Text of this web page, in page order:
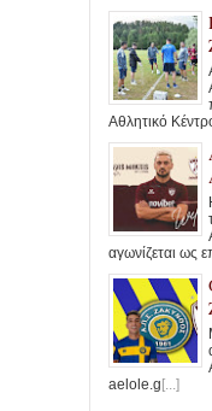
Αθλητικό
αγωνίζεται ως
aelole.g[...]